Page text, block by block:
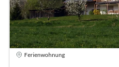
Ferienwohnung